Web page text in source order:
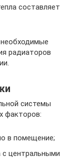
составляет
радиаторов
системы
факторов:
в помещение;
с центральными